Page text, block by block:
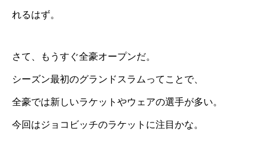
れるはず。
さて、もうすぐ全豪オープンだ。
シーズン最初のグランドスラムってことで、
全豪では新しいラケットやウェアの選手が多い。
今回はジョコビッチのラケットに注目かな。